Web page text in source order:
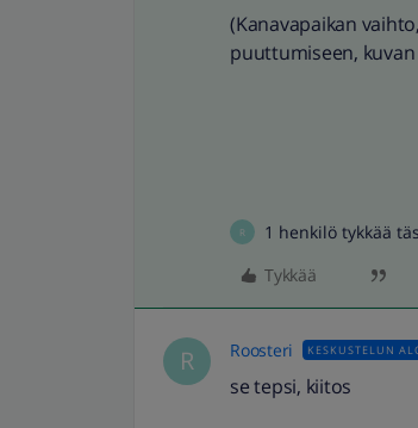
(Kanavapaikan
puuttumiseen,
R
1 henkilö tykkää
Tykkää
R Roosteri KESKUSTELUN
se tepsi, kiitos